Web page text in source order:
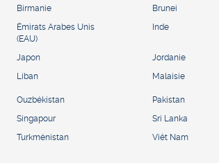
Birmanie Brunei
Émirats Arabes Unis
(EAU)
Inde
Japon Jordanie
Liban Malaisie
Ouzbékistan Pakistan
Singapour Sri Lanka
Turkménistan Viêt Nam